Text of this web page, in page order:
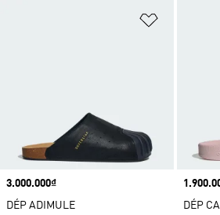
Price
3.000.000₫
DÉP ADIMULE
Price
DÉP